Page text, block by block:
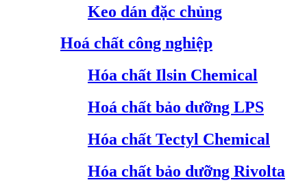
Keo dán đặc chủng
Hoá chất công nghiệp
Hóa chất Ilsin Chemical
Hoá chất bảo dưỡng LPS
Hóa chất Tectyl Chemical
Hóa chất bảo dưỡng Rivolta